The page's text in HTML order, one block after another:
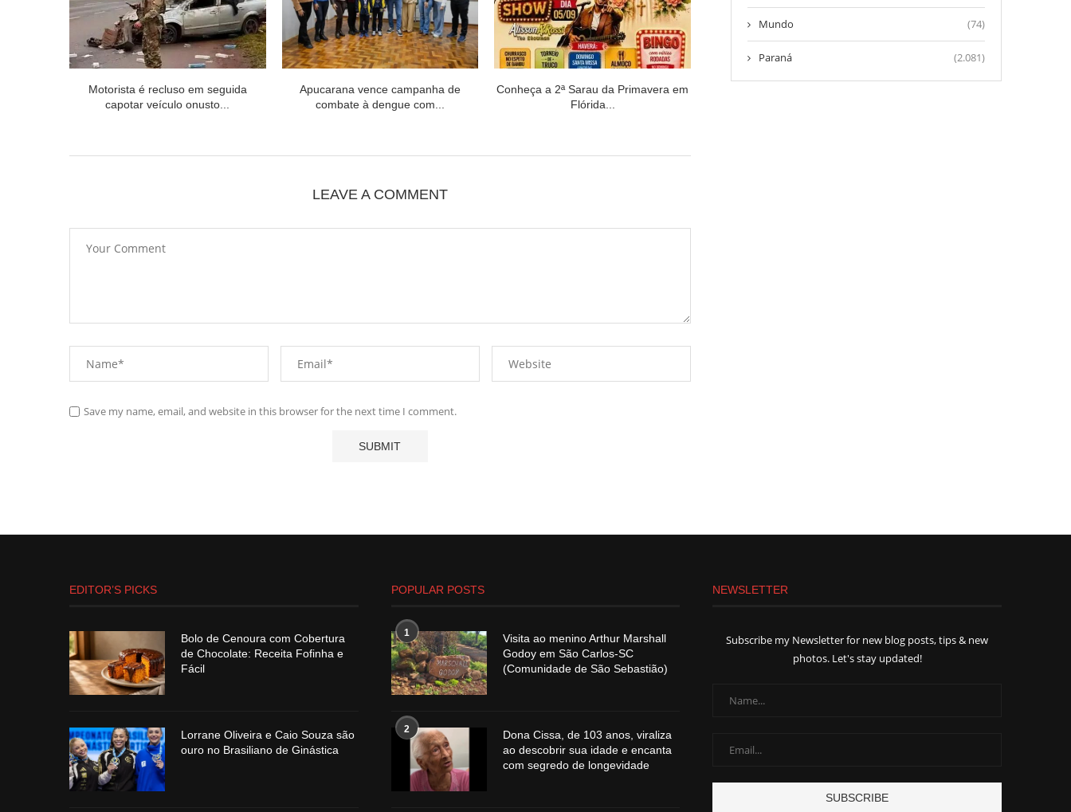
Motorista é recluso em seguida
capotar veículo onusto...
Apucarana vence campanha de
combate à dengue com...
Conheça a 2ª Sarau da Primavera em
Flórida...
LEAVE A COMMENT
Save my name, email, and website in this browser for the next time I comment.
Mundo (74)
Paraná (2.081)
EDITOR’S PICKS
Bolo de Cenoura com Cobertura
de Chocolate: Receita Fofinha e
Fácil
Lorrane Oliveira e Caio Souza são
ouro no Brasiliano de Ginástica
POPULAR POSTS
1
Visita ao menino Arthur Marshall
Godoy em São Carlos-SC
(Comunidade de São Sebastião)
2
Dona Cissa, de 103 anos, viraliza
ao descobrir sua idade e encanta
com segredo de longevidade
NEWSLETTER
Subscribe my Newsletter for new blog posts, tips & new
photos. Let's stay updated!